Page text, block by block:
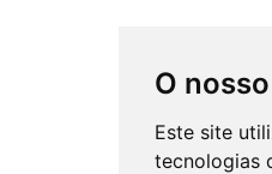
O
Este site
tecnologias